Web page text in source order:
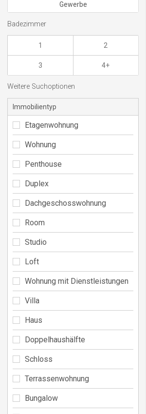
Gewerbe
Badezimmer
1 2
3 4+
Weitere Suchoptionen
Immobilientyp
Etagenwohnung
Wohnung
Penthouse
Duplex
Dachgeschosswohnung
Room
Studio
Loft
Wohnung mit Dienstleistungen
Villa
Haus
Doppelhaushälfte
Schloss
Terrassenwohnung
Bungalow